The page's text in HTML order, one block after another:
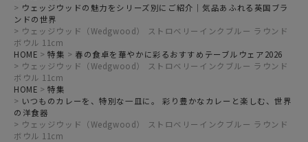
ウェッジウッドの魅力をシリーズ別にご紹介｜気品あふれる英国ブラ
ンドの世界
ウェッジウッド（Wedgwood） ストロベリーインクブルー ラウンド
ボウル 11cm
HOME
特集
春の食卓を華やかに彩るおすすめテーブルウェア2026
ウェッジウッド（Wedgwood） ストロベリーインクブルー ラウンド
ボウル 11cm
HOME
特集
いつものカレーを、特別な一皿に。 彩り豊かなカレーと楽しむ、世界
の洋食器
ウェッジウッド（Wedgwood） ストロベリーインクブルー ラウンド
ボウル 11cm